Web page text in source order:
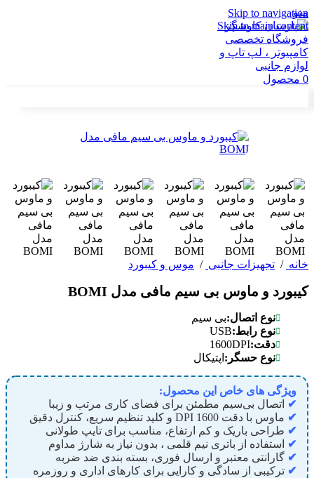
Skip to navigation
Skip to main content
منو
0 محصول
خانه / تجهیزات جانبی / موس و کیبورد
کیبورد و ماوس بی سیم مافی مدل BOMI
نوع اتصال:بی سیم
نوع رابط:USB
دقت:1600DPI
نوع حسگر: اپتیکال
ویژگی های خاص این محصول:
✔ اتصال بی‌سیم مطمئن برای فضای کاری مرتب و زیبا
✔ ماوس با دقت 1600 DPI و کلید تنظیم سریع، کنترل دقیق
✔ طراحی باریک و کم‌ ارتفاع، مناسب برای تایپ طولانی
✔
استفاده از باتری نیم قلمی ، بدون نیاز به شارژ مداوم
✔ گارانتی معتبر و ارسال فوری، بسته بندی ضد ضربه
✔ ترکیبی از سادگی و کارایی برای کارهای اداری و روزمره